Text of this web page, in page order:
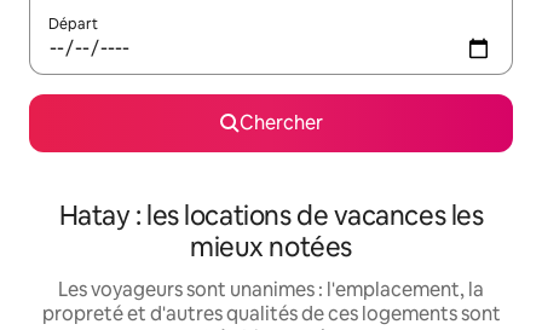
Départ
Chercher
Hatay : les locations de vacances les
mieux notées
Les voyageurs sont unanimes : l'emplacement, la
propreté et d'autres qualités de ces logements sont